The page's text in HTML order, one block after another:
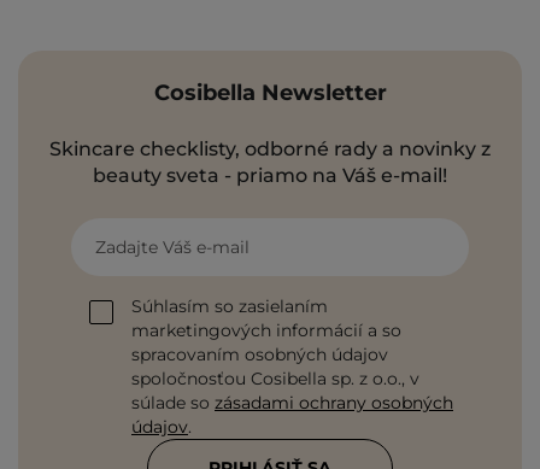
Cosibella Newsletter
Skincare checklisty, odborné rady a novinky z
beauty sveta - priamo na Váš e-mail!
Zadajte Váš e-mail
Súhlasím so zasielaním
marketingových informácií a so
spracovaním osobných údajov
spoločnosťou Cosibella sp. z o.o., v
súlade so zásadami ochrany osobných
údajov.